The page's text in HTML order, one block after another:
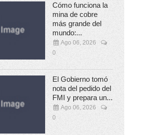
Cómo funciona la
mina de cobre
más grande del
mundo:...
Ago 06, 2026
0
El Gobierno tomó
nota del pedido del
FMI y prepara un...
Ago 06, 2026
0